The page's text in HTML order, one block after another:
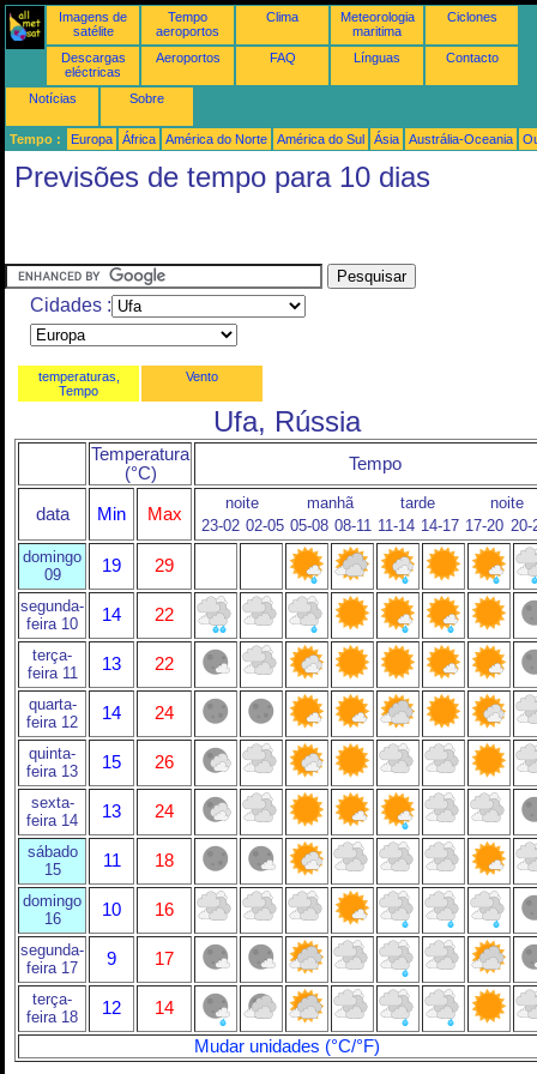
Imagens de
satélite
Tempo
aeroportos
Clima
Meteorologia
maritima
Ciclones
Descargas
eléctricas
Aeroportos FAQ Línguas Contacto
Notícias Sobre
Tempo : Europa África América do Norte América do Sul Ásia Austrália-Oceania
Previsões de tempo para 10 dias
Cidades :
temperaturas,
Tempo
Vento
Ufa, Rússia
Temperatura
(°C)
Tempo
data Min Max
noite manhã tarde
noite
23-02 02-05 05-08 08-11 11-14 14-17 17-20 20-
domingo
09
19 29
segunda-
feira 10
14 22
terça-
feira 11
13 22
quarta-
feira 12
14 24
quinta-
feira 13
15 26
sexta-
feira 14
13 24
sábado
15
11 18
domingo
16
10 16
segunda-
feira 17
9 17
terça-
feira 18
12
14
Mudar unidades (°C/°F)